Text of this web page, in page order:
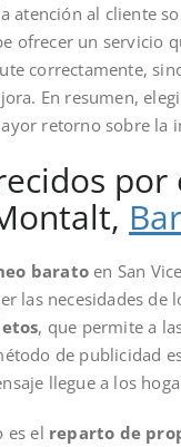
atención al cliente
ofrecer un servicio
correctamente,
En resumen,
retorno sobre la
barato en San
las necesidades
, que permite a
de publicidad
llegue a los
es el reparto de